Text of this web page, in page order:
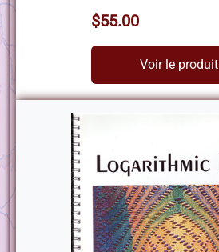
$55.00
Voir le produit